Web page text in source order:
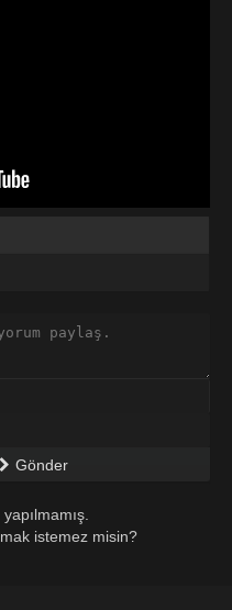
Gönder
istemez misin?